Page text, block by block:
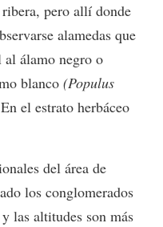
ribera, pero allí donde
alamedas que
álamo negro o
blanco (Populus
el estrato herbáceo
del área de
los conglomerados
las altitudes son más